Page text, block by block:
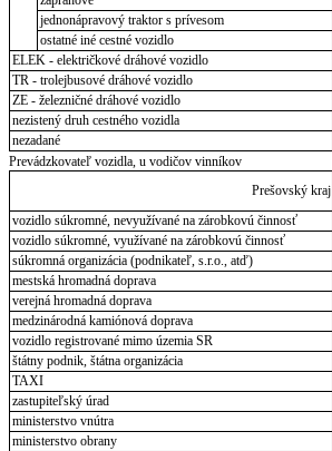
jednonápravový traktor s prívesom
ostatné iné cestné vozidlo
ELEK - električkové dráhové vozidlo
TR - trolejbusové dráhové vozidlo
ZE - železničné dráhové vozidlo
nezistený druh cestného vozidla
nezadané
Prevádzkovateľ vozidla, u vodičov vinníkov
Prešovský kraj
vozidlo súkromné, nevyužívané na zárobkovú činnosť
vozidlo súkromné, využívané na zárobkovú činnosť
súkromná organizácia (podnikateľ, s.r.o., atď)
mestská hromadná doprava
verejná hromadná doprava
medzinárodná kamiónová doprava
vozidlo registrované mimo územia SR
štátny podnik, štátna organizácia
TAXI
zastupiteľský úrad
ministerstvo vnútra
ministerstvo obrany